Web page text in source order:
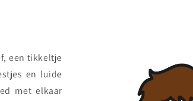
een tikkeltje
en luide
met elkaar